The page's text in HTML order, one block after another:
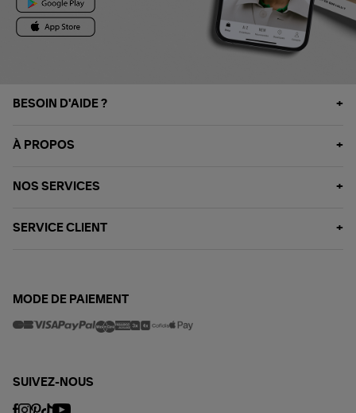
BESOIN D'AIDE ?
À PROPOS
NOS SERVICES
SERVICE CLIENT
MODE DE PAIEMENT
SUIVEZ-NOUS